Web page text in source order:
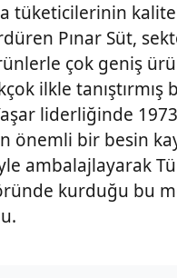
tüketicilerinin
Pınar Süt,
çok geniş
ilkle
liderliğinde
önemli bir besin
ambalajlayarak
kurduğu bu